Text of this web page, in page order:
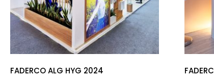
FADERCO ALG HYG 2024